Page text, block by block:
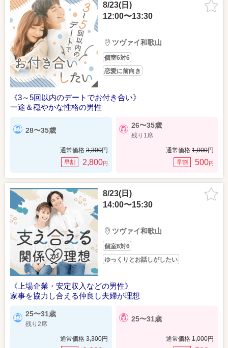
8/23(日)
12:00〜13:30
ツヴァイ和歌山
個室6対6
恋愛に前向き
《3～5回以内のデートでお付き合い》
一途＆穏やかな性格の男性
28〜35歳
通常価格 3,300円
早割 2,800円
26〜35歳
残り1席
通常価格 1,000円
早割 500円
8/23(日)
14:00〜15:30
ツヴァイ和歌山
個室6対6
ゆっくりとお話しがしたい
《上場企業・安定収入などの男性》
家事を協力し合える仲良し夫婦が理想
25〜31歳
残り2席
通常価格 3,300円
25〜31歳
通常価格 1,000円